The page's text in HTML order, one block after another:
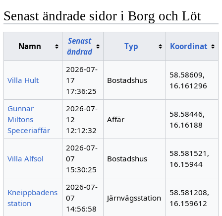
Senast ändrade sidor i Borg och Löt
Namn
Senast
ändrad
Typ Koordinat
Villa Hult
2026-07-
17
17:36:25
Bostadshus
58.58609,
16.161296
Gunnar
Miltons
Speceriaffär
2026-07-
12
12:12:32
Affär
58.58446,
16.16188
Villa Alfsol
2026-07-
07
15:30:25
Bostadshus
58.581521,
16.15944
Kneippbadens
station
2026-07-
07
14:56:58
Järnvägsstation
58.581208,
16.159612